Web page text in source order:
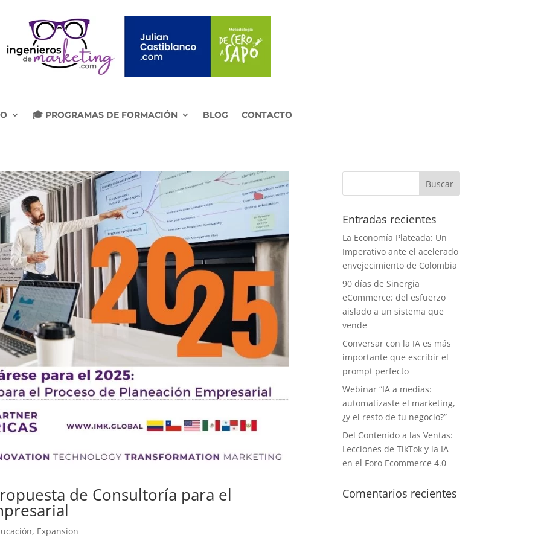
🎓 PROGRAMAS DE FORMACIÓN BLOG CONTACTO
de Consultoría para el
, Expansion
Entradas recientes
La Economía Plateada: Un
Imperativo ante el acelerado
envejecimiento de Colombia
90 días de Sinergia
eCommerce: del esfuerzo
aislado a un sistema que
vende
Conversar con la IA es más
importante que escribir el
prompt perfecto
Webinar “IA a medias:
automatizaste el marketing,
¿y el resto de tu negocio?”
Del Contenido a las Ventas:
Lecciones de TikTok y la IA
en el Foro Ecommerce 4.0
Comentarios recientes